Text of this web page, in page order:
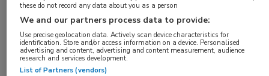
resultaten laat zien van behandeling met
bempedoïnezuur bij ruim 4000 patiënten. De
resultaten zijn gelijktijdig gepubliceerd inJAMA
Network.
these do not record any data about you as a person
We and our partners process data to provide:
Use precise geolocation data. Actively scan device characteristics for
identification. Store and/or access information on a device. Personalised
advertising and content, advertising and content measurement, audience
research and services development.
List of Partners (vendors)